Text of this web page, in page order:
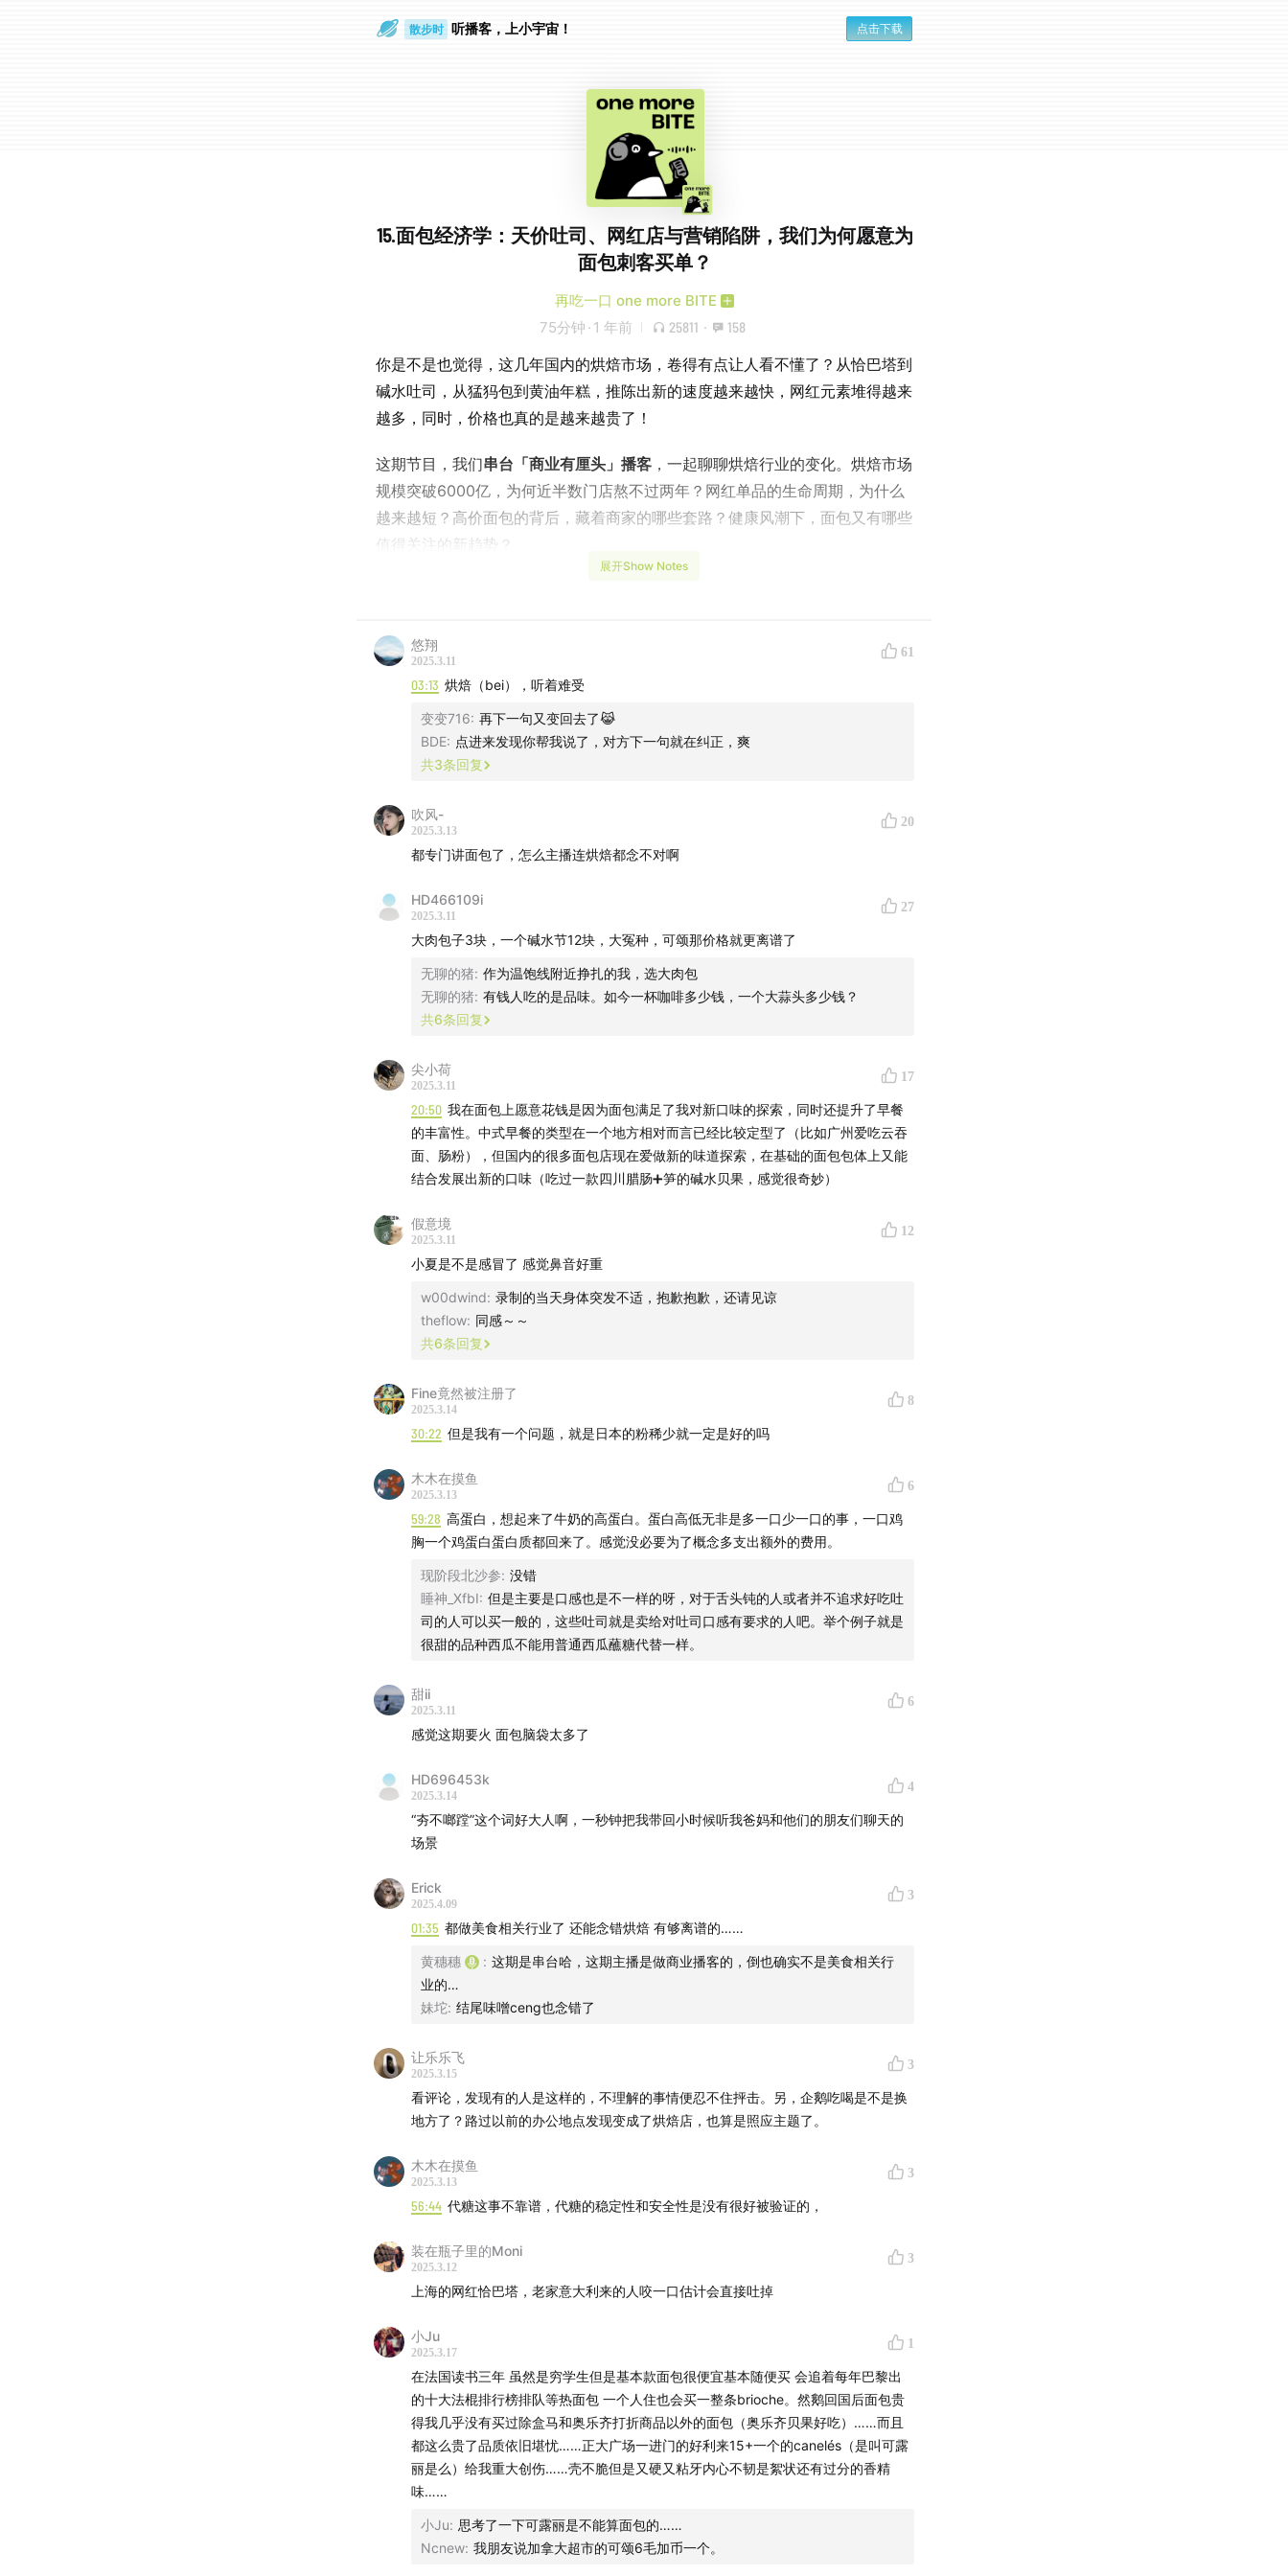
散步时 听播客，上小宇宙！ 点击下载
15.面包经济学：天价吐司、网红店与营销陷阱，我们为何愿意为
面包刺客买单？
再吃一口 one more BITE
75分钟 · 1 年前 25811 · 158
你是不是也觉得，这几年国内的烘焙市场，卷得有点让人看不懂了？从恰巴塔到
碱水吐司，从猛犸包到黄油年糕，推陈出新的速度越来越快，网红元素堆得越来
越多，同时，价格也真的是越来越贵了！
这期节目，我们串台「商业有厘头」播客 ，一起聊聊烘焙行业的变化。烘焙市场
规模突破6000亿，为何近半数门店熬不过两年？网红单品的生命周期，为什么
越来越短？高价面包的背后，藏着商家的哪些套路？健康风潮下，面包又有哪些
值得关注的新趋势？
【对话成员】
「商业有厘头」主播 Cecilia
企鹅吃喝指南面包榜单编辑 小夏
时间轴】
02:14 2024-2025烘焙趋势：有哪些新花样？
上海面包消费：客单价、购买频次与消费场景
16:09 网红面包越来越短命？背后原因是什么？
国内生吐司溢价现象背后隐藏着什么？
51:09
宣传健康低卡，实则高糖，全麦面包表里为何不一？
01:11:38 未来一年值得关注的面包新趋势
01:16:45小夏倾情安利私藏面包店！
重庆 佐敦面包铺
特色产品：中国不同品种小麦做的硬欧，咖喱法棍、庞多米吐司等等
主厨小红书@黄佐敦Jordan·H
北京 me_lab火星大象实验室
添加工作室微信me_lab，每周快团团预定可网购快递
特色产品：碱水布里欧修、二八酱巴布卡等等
昆明 夕野面包
当地有线下门店，目前门店厨房装修升级中，暂未开放营业，预计4月开放；
后续可搜公众号“夕野面包Wildough”，底部菜单→买面包，加客服确认单品
可快递。
特色产品：树番茄可颂、牛干巴可颂等等
店家小红书@夕野面包_Wildough
上海 BREAdFAST
特色产品：口味超多的恰巴塔（原mbd核心班底）、味噌海苔海盐卷、原味
吐司
店家小红书@BREAdFAST
特色产品：口味超多的甜甜圈、季节水果酥皮、原麦可颂
店家小红书@SloppyGin
上海 Madre（不邮寄）
特色产品：黄金潘多洛（圣诞季限定）、意式蜂蜜羊角、橄榄油佛卡夏
企鹅吃喝指南
2024年度上海面包榜单
年度碳水炸弹 ｜ 上海4700+家面包店，这些是我们今年的最爱
2023年度上海面包榜单
一年吃了1000只面包，2023年度面包榜单，来了| 企鹅吃喝指南
《上海新晋网红面包店，挺难评的。》
上海新晋网红面包店，挺难评的。
《火上热搜的“天价”吐司店值不值？我们忍不住说两句大实话。》
展开Show Notes
悠翔
2025.3.11
61
03:13 烘焙（bei），听着难受
变变716: 再下一句又变回去了😹
BDE: 点进来发现你帮我说了，对方下一句就在纠正，爽
共3条回复
吹风-
2025.3.13
20
都专门讲面包了，怎么主播连烘焙都念不对啊
HD466109i
2025.3.11
27
大肉包子3块，一个碱水节12块，大冤种，可颂那价格就更离谱了
无聊的猪: 作为温饱线附近挣扎的我，选大肉包
无聊的猪: 有钱人吃的是品味。如今一杯咖啡多少钱，一个大蒜头多少钱？
共6条回复
尖小荷
2025.3.11
17
20:50 我在面包上愿意花钱是因为面包满足了我对新口味的探索，同时还提升了早餐
的丰富性。中式早餐的类型在一个地方相对而言已经比较定型了（比如广州爱吃云吞
面、肠粉），但国内的很多面包店现在爱做新的味道探索，在基础的面包包体上又能
结合发展出新的口味（吃过一款四川腊肠➕笋的碱水贝果，感觉很奇妙）
假意境
2025.3.11
12
小夏是不是感冒了 感觉鼻音好重
w00dwind: 录制的当天身体突发不适，抱歉抱歉，还请见谅
theflow: 同感～～
共6条回复
Fine竟然被注册了
2025.3.14
8
30:22 但是我有一个问题，就是日本的粉稀少就一定是好的吗
木木在摸鱼
2025.3.13
6
59:28 高蛋白，想起来了牛奶的高蛋白。蛋白高低无非是多一口少一口的事，一口鸡
胸一个鸡蛋白蛋白质都回来了。感觉没必要为了概念多支出额外的费用。
现阶段北沙参: 没错
睡神_XfbI: 但是主要是口感也是不一样的呀，对于舌头钝的人或者并不追求好吃吐
司的人可以买一般的，这些吐司就是卖给对吐司口感有要求的人吧。举个例子就是
很甜的品种西瓜不能用普通西瓜蘸糖代替一样。
甜ii
2025.3.11
6
感觉这期要火 面包脑袋太多了
HD696453k
2025.3.14
4
“夯不啷蹚”这个词好大人啊，一秒钟把我带回小时候听我爸妈和他们的朋友们聊天的
场景
Erick
2025.4.09
3
01:35 都做美食相关行业了 还能念错烘焙 有够离谱的……
黄穗穗 : 这期是串台哈，这期主播是做商业播客的，倒也确实不是美食相关行
业的…
妹坨: 结尾味噌ceng也念错了
让乐乐飞
2025.3.15
3
看评论，发现有的人是这样的，不理解的事情便忍不住抨击。另，企鹅吃喝是不是换
地方了？路过以前的办公地点发现变成了烘焙店，也算是照应主题了。
木木在摸鱼
2025.3.13
3
56:44 代糖这事不靠谱，代糖的稳定性和安全性是没有很好被验证的，
装在瓶子里的Moni
2025.3.12
3
上海的网红恰巴塔，老家意大利来的人咬一口估计会直接吐掉
小Ju
2025.3.17
1
在法国读书三年 虽然是穷学生但是基本款面包很便宜基本随便买 会追着每年巴黎出
的十大法棍排行榜排队等热面包 一个人住也会买一整条brioche。然鹅回国后面包贵
得我几乎没有买过除盒马和奥乐齐打折商品以外的面包（奥乐齐贝果好吃）……而且
都这么贵了品质依旧堪忧……正大广场一进门的好利来15+一个的canelés（是叫可露
丽是么）给我重大创伤……壳不脆但是又硬又粘牙内心不韧是絮状还有过分的香精
味……
小Ju: 思考了一下可露丽是不能算面包的……
Ncnew: 我朋友说加拿大超市的可颂6毛加币一个。